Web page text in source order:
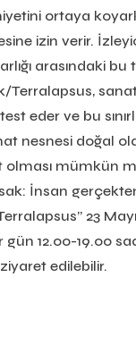
ortaya
izin verir.
arasındaki
Terralapsus,
eder ve bu
nesnesi doğal
olması mümkün
İnsan
23
12.00-19.00
edilebilir.